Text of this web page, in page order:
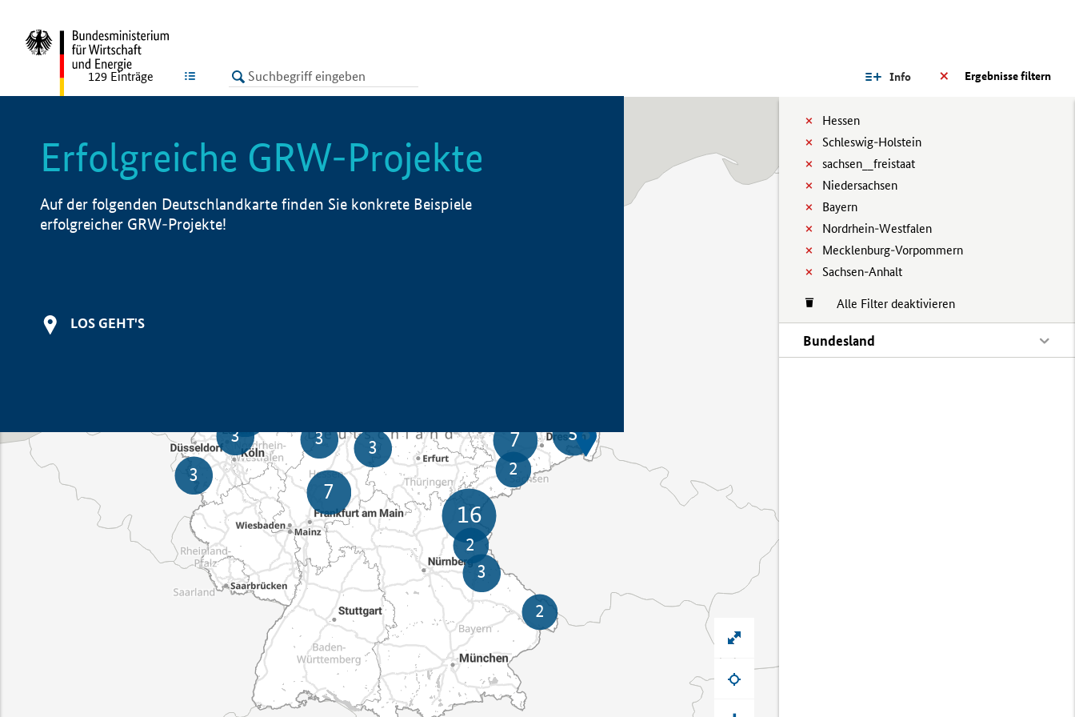
LISTE Ergebnisse filtern
Info
Hessen
Schleswig-Holstein
sachsen__freistaat
Niedersachsen
Bayern
Nordrhein-Westfalen
Mecklenburg-Vorpommern
Sachsen-Anhalt
Alle Filter deaktivieren
Bundesland
129 Einträge
Erfolgreiche GRW-Projekte
Auf der folgenden Deutschlandkarte finden Sie konkrete Beispiele
erfolgreicher GRW-Projekte!
LOS GEHT'S